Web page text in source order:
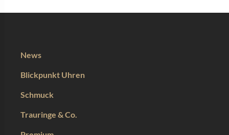
News
Blickpunkt Uhren
Schmuck
Trauringe & Co.